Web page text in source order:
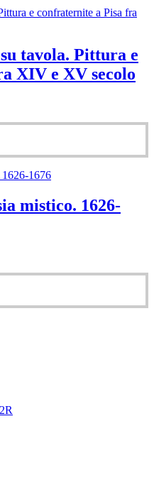
tavola. Pittura e
XIV e XV secolo
mistico. 1626-